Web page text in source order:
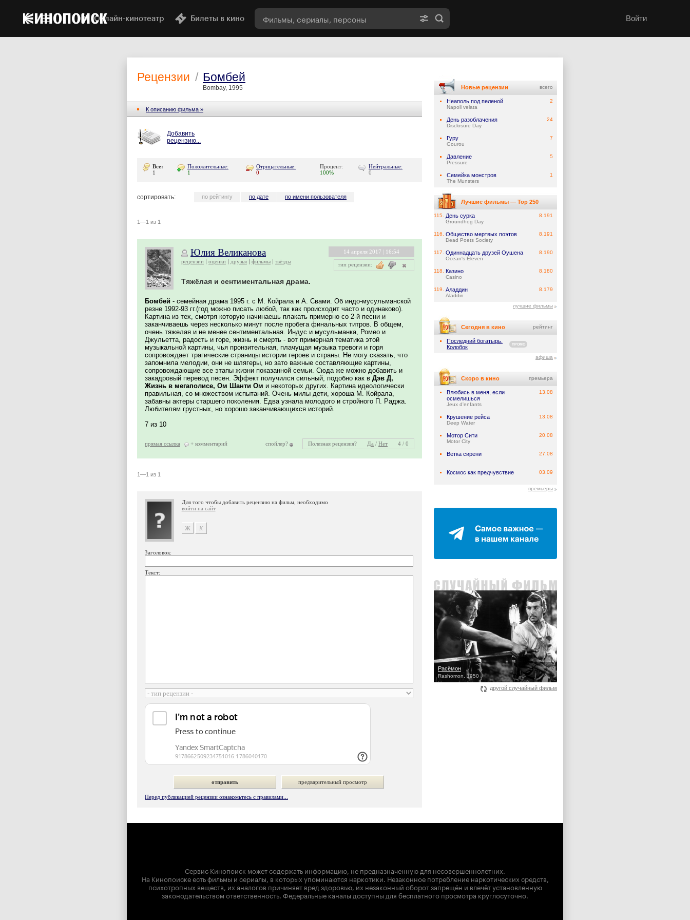
Онлайн-кинотеатр Билеты в кино Войти
Рецензии / Бомбей
Bombay, 1995
К описанию фильма »
Добавить
рецензию...
Все:
1
Положительные:
1
Отрицательные:
0
Процент:
100%
Нейтральные:
0
сортировать: по рейтингу по дате по имени пользователя
1—1 из 1
Юлия Великанова
рецензии оценки друзья фильмы звёзды
Тяжёлая и сентиментальная драма.
Бомбей - семейная драма 1995 г. с М. Койрала и А. Свами. Об индо-мусульманской
резне 1992-93 гг.(год можно писать любой, так как происходит часто и одинаково).
Картина из тех, смотря которую начинаешь плакать примерно со 2-й песни и
заканчиваешь через несколько минут после пробега финальных титров. В общем,
очень тяжелая и не менее сентиментальная. Индус и мусульманка, Ромео и
Джульетта, радость и горе, жизнь и смерть - вот примерная тематика этой
музыкальной картины, чья пронзительная, плачущая музыка тревоги и горя
сопровождает трагические страницы истории героев и страны. Не могу сказать, что
запомнила мелодии, они не шлягеры, но зато важные составляющие картины,
сопровождающие все этапы жизни показанной семьи. Сюда же можно добавить и
закадровый перевод песен. Эффект получился сильный, подобно как в Дэв Д,
Жизнь в мегаполисе, Ом Шанти Ом и некоторых других. Картина идеологически
правильная, со множеством испытаний. Очень милы дети, хороша М. Койрала,
забавны актеры старшего поколения. Едва узнала молодого и стройного П. Раджа.
Любителям грустных, но хорошо заканчивающихся историй.
7 из 10
прямая ссылка + комментарий Полезная рецензия?
спойлер? Да / Нет 4 / 0
14 апреля 2017 | 16:54
тип рецензии:
1—1 из 1
Для того чтобы добавить рецензию на фильм, необходимо
войти на сайт
Заголовок:
Текст:
Перед публикацией рецензии ознакомьтесь с правилами...
Новые рецензии всего
Неаполь под пеленой
Napoli velata
2
День разоблачения
Disclosure Day
24
Гуру
Gourou
7
Давление
Pressure
5
Семейка монстров
The Munsters
1
Лучшие фильмы — Top 250
115. День сурка
Groundhog Day
8.191
116. Общество мертвых поэтов
Dead Poets Society
8.191
117. Одиннадцать друзей Оушена
Ocean's Eleven
8.190
118. Казино
Casino
8.180
119. Аладдин
Aladdin
8.179
лучшие фильмы
Сегодня в кино рейтинг
Последний богатырь.
Колобок
ПРОМО
афиша
Скоро в кино премьера
Влюбись в меня, если
осмелишься
Jeux d'enfants
13.08
Крушение рейса
Deep Water
13.08
Мотор Сити
Motor City
20.08
Ветка сирени 27.08
Космос как предчувствие 03.09
премьеры
Расёмон
Rashomon, 1950
другой случайный фильм
Сервис Кинопоиск может содержать информацию, не предназначенную для несовершеннолетних.
На Кинопоиске есть фильмы и сериалы, в которых упоминаются наркотики. Незаконное потребление наркотических средств,
психотропных веществ, их аналогов причиняет вред здоровью, их незаконный оборот запрещён и влечёт установленную
законодательством ответственность. Федеральные каналы доступны для бесплатного просмотра круглосуточно.